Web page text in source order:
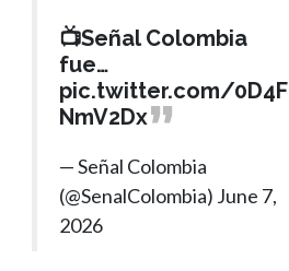
📺Señal Colombia
fue…
pic.twitter.com/0D4F
NmV2Dx
— Señal Colombia
(@SenalColombia) June 7,
2026